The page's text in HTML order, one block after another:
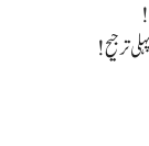
ترجیح!